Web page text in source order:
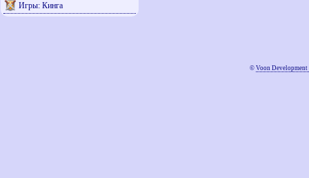
Игры: Кинга
© Voon Development